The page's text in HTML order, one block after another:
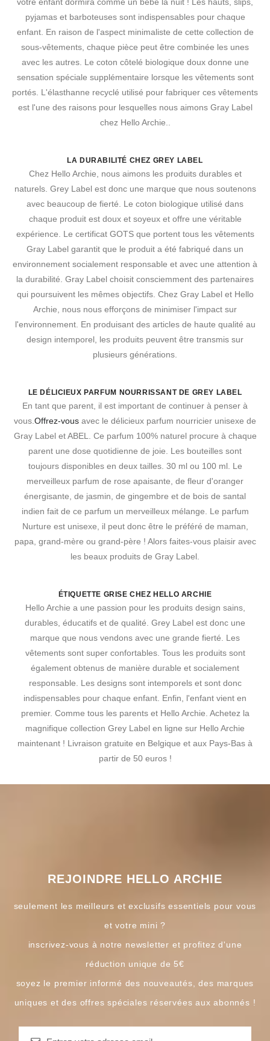
pyjamas et barboteuses sont indispensables pour chaque
enfant. En raison de l'aspect minimaliste de cette collection de
sous-vêtements, chaque pièce peut être combinée les unes
avec les autres. Le coton côtelé biologique doux donne une
sensation spéciale supplémentaire lorsque les vêtements sont
portés. L'élasthanne recyclé utilisé pour fabriquer ces vêtements
est l'une des raisons pour lesquelles nous aimons Gray Label
chez Hello Archie..
LA DURABILITÉ CHEZ GREY LABEL
Chez Hello Archie, nous aimons les produits durables et
naturels. Grey Label est donc une marque que nous soutenons
avec beaucoup de fierté. Le coton biologique utilisé dans
chaque produit est doux et soyeux et offre une véritable
expérience. Le certificat GOTS que portent tous les vêtements
Gray Label garantit que le produit a été fabriqué dans un
environnement socialement responsable et avec une attention à
la durabilité. Gray Label choisit consciemment des partenaires
qui poursuivent les mêmes objectifs. Chez Gray Label et Hello
Archie, nous nous efforçons de minimiser l'impact sur
l'environnement. En produisant des articles de haute qualité au
design intemporel, les produits peuvent être transmis sur
plusieurs générations.
LE DÉLICIEUX PARFUM NOURRISSANT DE GREY LABEL
En tant que parent, il est important de continuer à penser à
vous. Offrez-vous avec le délicieux parfum nourricier unisexe de
Gray Label et ABEL. Ce parfum 100% naturel procure à chaque
parent une dose quotidienne de joie. Les bouteilles sont
toujours disponibles en deux tailles. 30 ml ou 100 ml. Le
merveilleux parfum de rose apaisante, de fleur d'oranger
énergisante, de jasmin, de gingembre et de bois de santal
indien fait de ce parfum un merveilleux mélange. Le parfum
Nurture est unisexe, il peut donc être le préféré de maman,
papa, grand-mère ou grand-père ! Alors faites-vous plaisir avec
les beaux produits de Gray Label.
ÉTIQUETTE GRISE CHEZ HELLO ARCHIE
Hello Archie a une passion pour les produits design sains,
durables, éducatifs et de qualité. Grey Label est donc une
marque que nous vendons avec une grande fierté. Les
vêtements sont super confortables. Tous les produits sont
également obtenus de manière durable et socialement
responsable. Les designs sont intemporels et sont donc
indispensables pour chaque enfant. Enfin, l'enfant vient en
premier. Comme tous les parents et Hello Archie. Achetez la
magnifique collection Grey Label en ligne sur Hello Archie
maintenant ! Livraison gratuite en Belgique et aux Pays-Bas à
partir de 50 euros !
REJOINDRE HELLO ARCHIE
seulement les meilleurs et exclusifs essentiels pour vous
et votre mini ?
inscrivez-vous à notre newsletter et profitez d'une
réduction unique de 5€
soyez le premier informé des nouveautés, des marques
uniques et des offres spéciales réservées aux abonnés !